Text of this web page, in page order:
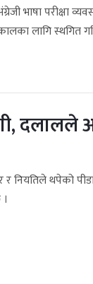
भाषा परीक्षा
लागि स्थगित
नियतिले थपेको